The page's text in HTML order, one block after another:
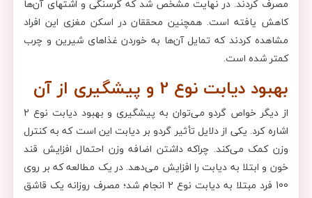
مصرف کردند. در نهایت مشخص شد که گرسنگی و اشتهای آن‌ها
کاهش یافته است. همچنین محققان در اسکن مغزی این افراد
مشاهده کردند که تمایل آن‌ها به خوردن غذاهای شیرین و چرب
کمتر شده است.
بهبود دیابت نوع 2 و پیشگیری از آن
از دیگر خواص گردو می‌توان به پیشگیری و بهبود دیابت نوع 2
اشاره کرد. یکی از دلایل تأثیر گردو بر دیابت این است که به کنترل
وزن کمک می‌کند. چراکه داشتن اضافه وزن احتمال افزایش قند
خون و ابتلا به دیابت را افزایش می‌دهد. در یک مطالعه که بر روی
100 فرد مبتلا به دیابت نوع 2 انجام شد؛ مصرف روزانه یک قاشق